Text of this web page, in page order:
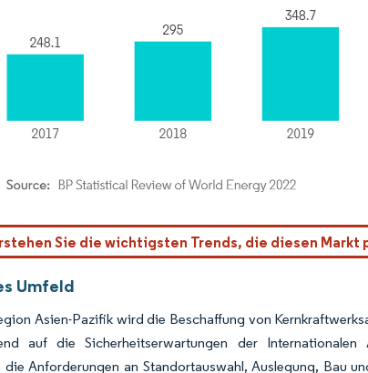
Wiederverwendung erfordert Namensnennung gemäß CC BY 4.0.
Sie die wichtigsten Trends, die diesen Markt
Umfeld
Asien-Pazifik wird die Beschaffung von
auf die Sicherheitserwartungen der
Anforderungen an Standortauswahl, Auslegung, Bau